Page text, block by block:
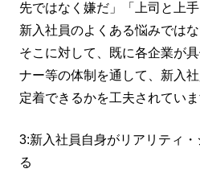
先ではなく嫌だ」「上司と上
新入社員のよくある悩みではな
そこに対して、既に各企業が
ナー等の体制を通して、新入
定着できるかを工夫されていま
3:新入社員自身がリアリティ
る